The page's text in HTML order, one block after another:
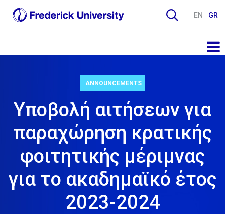
EN GR
ANNOUNCEMENTS
Υποβολή αιτήσεων για
παραχώρηση κρατικής
φοιτητικής μέριμνας
για το ακαδημαϊκό έτος
2023-2024